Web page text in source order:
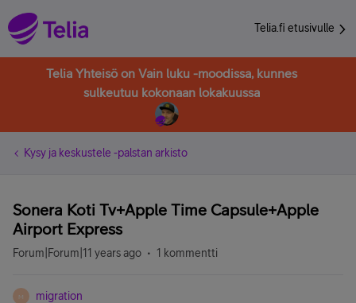
Telia.fi etusivulle
Telia Yhteisö on Vain luku -moodissa, kunnes
sulkeutuu kokonaan lokakuussa
Kysy ja keskustele -palstan arkisto
Sonera Koti Tv+Apple Time Capsule+Apple
Airport Express
Forum|Forum|11 years ago 1 kommentti
M migration